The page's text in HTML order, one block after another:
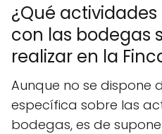
¿Qué
con las bodegas
realizar en la
Aunque no se dispone
específica sobre las
bodegas, es de